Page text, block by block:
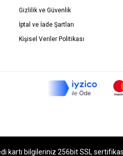
Gizlilik ve Güvenlik
İptal ve İade Şartları
Kişisel Veriler Politikası
kartı bilgileriniz 256bit SSL